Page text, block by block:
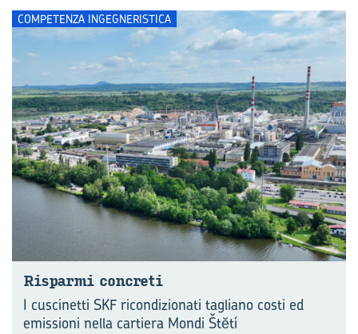
COMPETENZA INGEGNERISTICA
Ri­spar­mi con­cre­ti
I cuscinetti SKF ricondizionati tagliano costi ed
emissioni nella cartiera Mondi Štĕtí